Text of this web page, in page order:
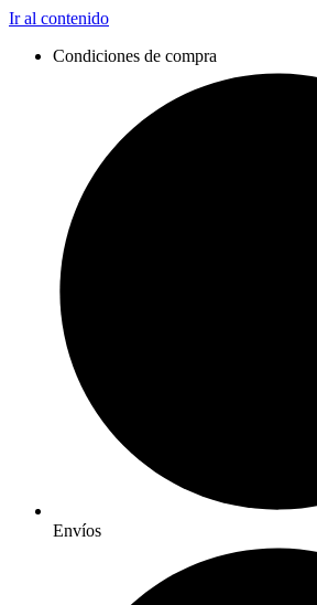
Ir al contenido
Condiciones de compra
Envíos